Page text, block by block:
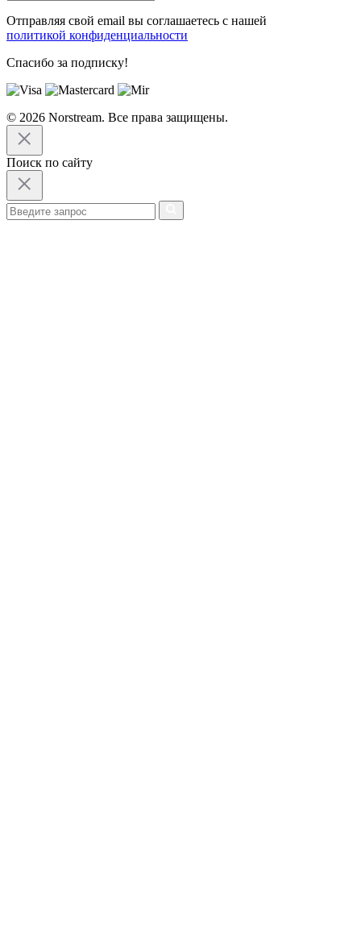
Отправляя свой email вы соглашаетесь с нашей
политикой конфиденциальности
Спасибо за подписку!
© 2026 Norstream. Все права защищены.
Поиск по сайту